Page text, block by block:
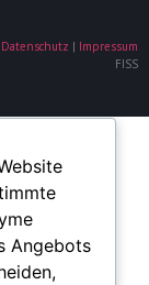
Datenschutz | Impressum
FISS
Angebots